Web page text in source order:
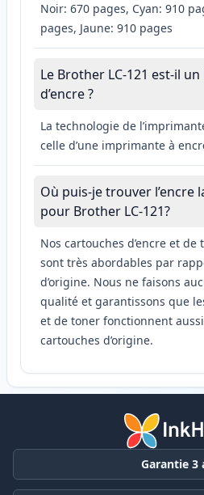
Noir: 670 pages, Cyan: 910
pages, Jaune: 910 pages
Le Brother LC-121 est-il
d’encre ?
La technologie de
celle d’une imprimante à
Où puis-je trouver l’encre
pour Brother LC-121?
Nos cartouches d’encre et de
sont très abordables par
d’origine. Nous ne faisons
qualité et garantissons que
et de toner fonctionnent
cartouches d’origine.
Garantie 3